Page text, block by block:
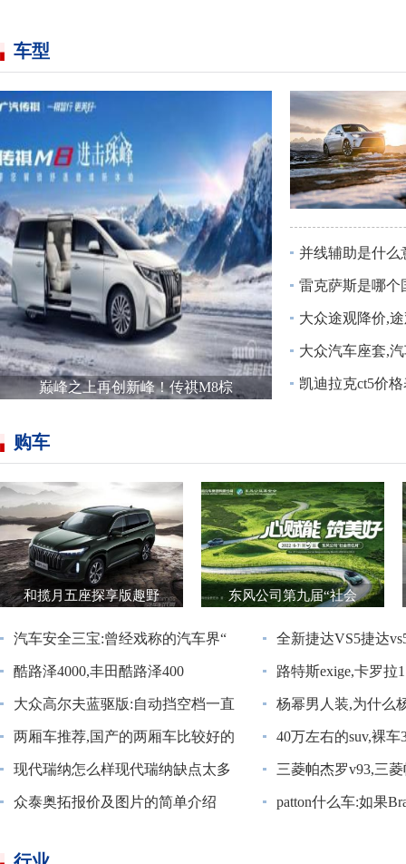
车型
巅峰之上再创新峰！传祺M8棕
并线辅助是什么
雷克萨斯是哪个
大众途观降价,
大众汽车座套,
凯迪拉克ct5价
购车
和揽月五座探享版趣野 东风公司第九届“社会
汽车安全三宝:曾经戏称的汽车界“ 全新捷达VS5捷达
酷路泽4000,丰田酷路泽400 路特斯exige,卡罗拉
大众高尔夫蓝驱版:自动挡空档一直 杨幂男人装,为什么
两厢车推荐,国产的两厢车比较好的 40万左右的suv,裸车
现代瑞纳怎么样现代瑞纳缺点太多 三菱帕杰罗v93,三
众泰奥拓报价及图片的简单介绍 patton什么车:如果